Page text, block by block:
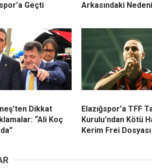
Geçti
Arkasındaki Nedeni
Dikkat
“Ali Koç
Elazığspor’a TFF
Kurulu’ndan Kötü
Kerim Frei Dosyası